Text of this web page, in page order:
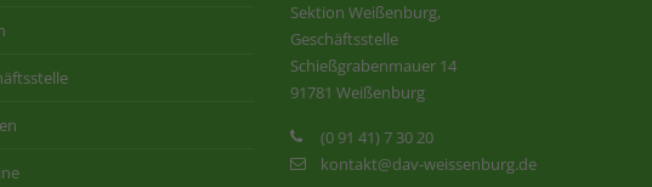
Sektion Weißenburg,
Geschäftsstelle
Schießgrabenmauer 14
91781 Weißenburg
(0 91 41) 7 30 20
kontakt@dav-weissenburg.de